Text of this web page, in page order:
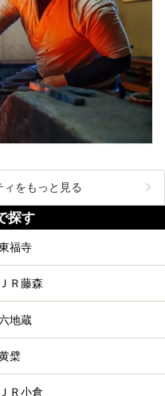
をもっと見る
探す
福寺
ＪＲ藤森
地蔵
檗
ＪＲ小倉